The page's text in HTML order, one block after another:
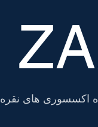
اکسسوری های نقره